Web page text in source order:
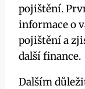
pojištění.
informace o
pojištění a
další finance.
Dalším